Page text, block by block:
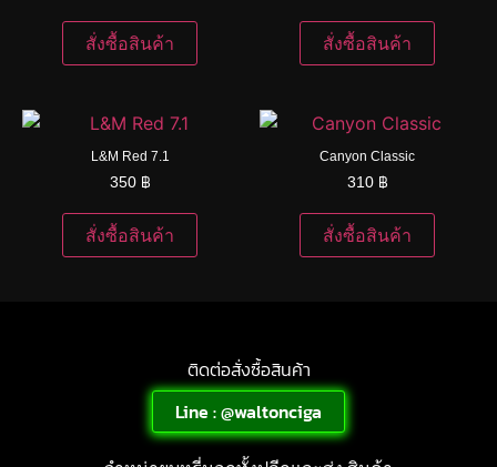
สั่งซื้อสินค้า สั่งซื้อสินค้า
L&M Red 7.1
350 ฿
สั่งซื้อสินค้า
Canyon Classic
310 ฿
สั่งซื้อสินค้า
ติดต่อสั่งซื้อสินค้า
Line : @waltonciga